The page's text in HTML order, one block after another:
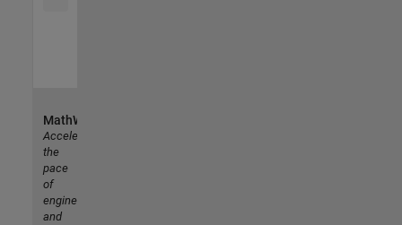
MathWorks
Accelerating
the
pace
of
engineering
and